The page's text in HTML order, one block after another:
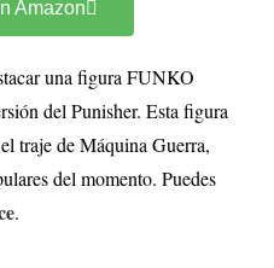
Amazon
una figura FUNKO
del Punisher. Esta figura
traje de Máquina Guerra,
del momento. Puedes
.